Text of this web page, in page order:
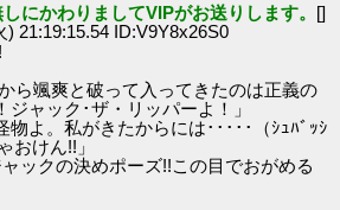
にかわりましてVIPがお送りします。 []
) 21:19:15.54 ID:V9Y8x26S0
ら颯爽と破って入ってきたのは正義の
ジャック･ザ・リッパーよ！」
物よ。私がきたからには･････（ｼｭﾊﾞｯｼ
おけん!!」
ックの決めポーズ!!この目でおがめる